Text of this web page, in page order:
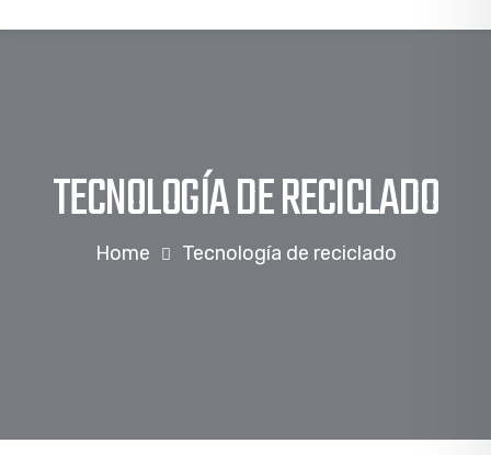
TECNOLOGÍA DE RECICLADO
Home Tecnología de reciclado